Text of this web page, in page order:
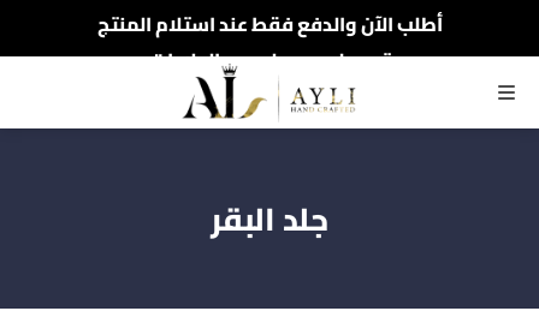
أطلب الآن والدفع فقط عند استلام المنتج
توصيل سريع لجميع الولايات
تخفيظات العام الجديد تصل 49%
القائمة
جلد البقر